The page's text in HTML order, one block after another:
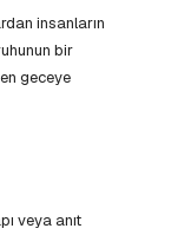
insanların
bir
geceye
veya anıt